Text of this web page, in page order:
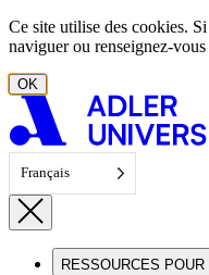
Aller au contenu
Ce site utilise des cookies.
naviguer ou renseignez-
OK
Français
RESSOURCES POUR